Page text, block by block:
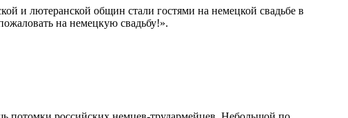
и лютеранской общин стали гостями на немецкой свадьбе в
на немецкую свадьбу!».